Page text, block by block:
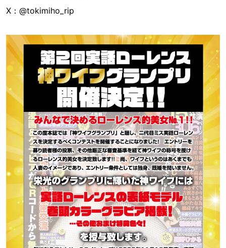
X：@tokimiho_rip